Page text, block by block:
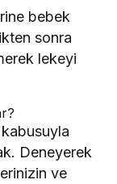
bebek
sonra
lekeyi
kabusuyla
Deneyerek
ve